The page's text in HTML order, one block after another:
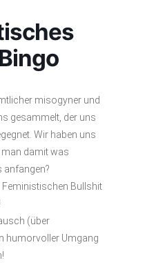
misogyner und
gesammelt, der uns
Wir haben uns
damit was
anfangen?
Bullshit
(über
humorvoller Umgang